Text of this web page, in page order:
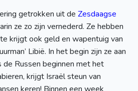
getrokken uit de Zesdaagse
ze zo zijn vernederd. Ze hebben
krijgt ook geld en wapentuig van
Libië. In het begin zijn ze aan
Russen beginnen met het
krijgt Israël steun van